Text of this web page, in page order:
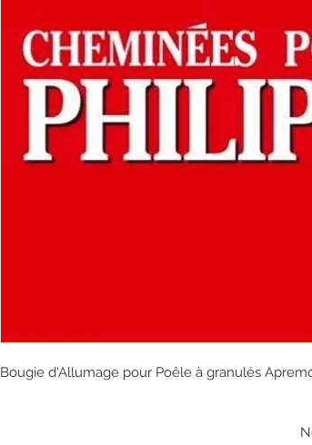
Bougie d'Allumage pour Poêle à granulés